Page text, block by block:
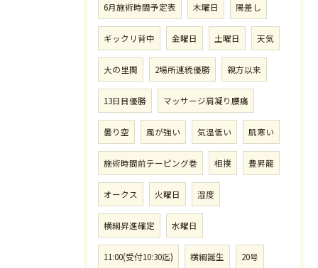
6月施術時間予定表 木曜日 陽差し
ギックリ背中 金曜日 土曜日 天気
大の里関 2場所連続優勝 親方以来
13日目優勝 マッサージ肩凝り腰痛
曇り空 風が強い 気温低い 肌寒い
施術時間前テーピング巻 相撲 豊昇龍
オークス 火曜日 湿度
横綱昇進確定 水曜日
11:00(受付10:30迄) 横綱誕生 20号